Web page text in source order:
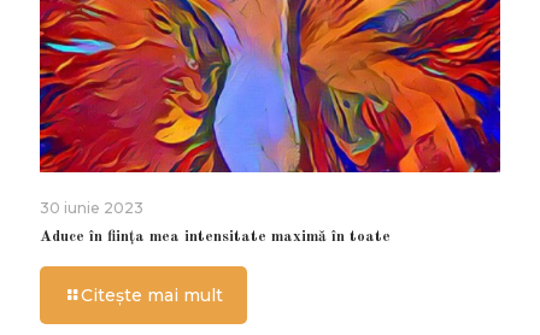
30 iunie 2023
Aduce în ființa mea intensitate maximă în toate
Citește mai mult